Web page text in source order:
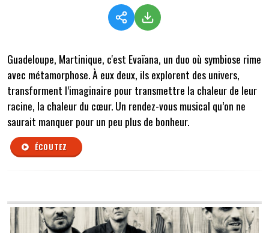
Guadeloupe, Martinique, c'est Evaïana, un duo où symbiose rime
avec métamorphose. À eux deux, ils explorent des univers,
transforment l’imaginaire pour transmettre la chaleur de leur
racine, la chaleur du cœur. Un rendez-vous musical qu’on ne
saurait manquer pour un peu plus de bonheur.
ÉCOUTEZ